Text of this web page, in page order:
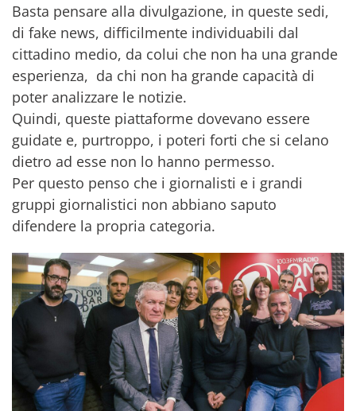
Basta pensare alla divulgazione, in queste sedi,
di fake news, difficilmente individuabili dal
cittadino medio, da colui che non ha una grande
esperienza, da chi non ha grande capacità di
poter analizzare le notizie.
Quindi, queste piattaforme dovevano essere
guidate e, purtroppo, i poteri forti che si celano
dietro ad esse non lo hanno permesso.
Per questo penso che i giornalisti e i grandi
gruppi giornalistici non abbiano saputo
difendere la propria categoria.